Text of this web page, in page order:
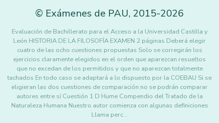
© Exámenes de PAU, 2015-2026
Evaluación de Bachillerato para el Acceso a la Universidad Castilla y
León HISTORIA DE LA FILOSOFÍA EXAMEN 2 páginas Deberá elegir
cuatro de las ocho cuestiones propuestas Solo se corregirán los
ejercicios claramente elegidos en el orden que aparezcan resueltos
que no excedan de los permitidos y que no aparezcan totalmente
tachados En todo caso se adaptará a lo dispuesto por la COEBAU Si se
eligieran las dos cuestiones de comparación no se podrán comparar
autores entre sí Cuestión 1 D Hume Compendio del Tratado de la
Naturaleza Humana Nuestro autor comienza con algunas definiciones
Llama perc…